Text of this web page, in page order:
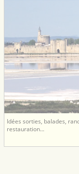
Idées sorties, balades,
restauration...